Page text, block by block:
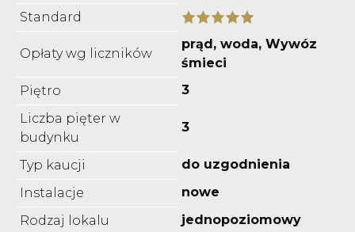
Standard
Opłaty wg liczników
prąd, woda, Wywóz
śmieci
Piętro
3
Liczba pięter w
budynku
3
Typ kaucji
do uzgodnienia
Instalacje
nowe
Rodzaj lokalu
jednopoziomowy